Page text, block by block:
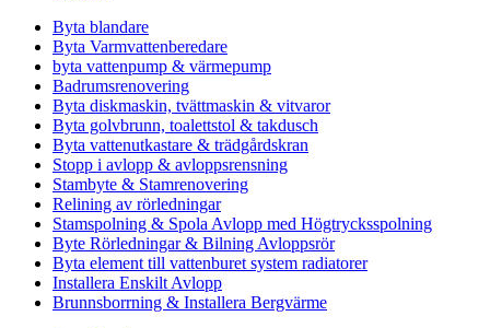
Byta blandare
Byta Varmvattenberedare
byta vattenpump & värmepump
Badrumsrenovering
Byta diskmaskin, tvättmaskin & vitvaror
Byta golvbrunn, toalettstol & takdusch
Byta vattenutkastare & trädgårdskran
Stopp i avlopp & avloppsrensning
Stambyte & Stamrenovering
Relining av rörledningar
Stamspolning & Spola Avlopp med Högtrycksspolning
Byte Rörledningar & Bilning Avloppsrör
Byta element till vattenburet system radiatorer
Installera Enskilt Avlopp
Brunnsborrning & Installera Bergvärme